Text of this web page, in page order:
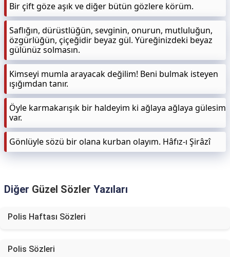
Bir çift göze aşık ve diğer bütün gözlere körüm.
Saflığın, dürüstlüğün, sevginin, onurun, mutluluğun,
özgürlüğün, çiçeğidir beyaz gül. Yüreğinizdeki beyaz
gülünüz solmasın.
Kimseyi mumla arayacak değilim! Beni bulmak isteyen
ışığımdan tanır.
Öyle karmakarışık bir haldeyim ki ağlaya ağlaya gülesim
var.
Gönlüyle sözü bir olana kurban olayım. Hâfız-ı Şirâzî
Diğer Güzel Sözler Yazıları
Polis Haftası Sözleri
Polis Sözleri